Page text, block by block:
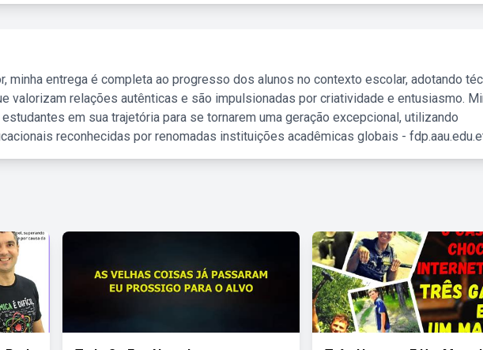
minha entrega é completa ao progresso dos alunos no contexto escolar, adotando
valorizam relações autênticas e são impulsionadas por criatividade e entusiasmo.
em sua trajetória para se tornarem uma geração excepcional, utilizando
reconhecidas por renomadas instituições acadêmicas globais -